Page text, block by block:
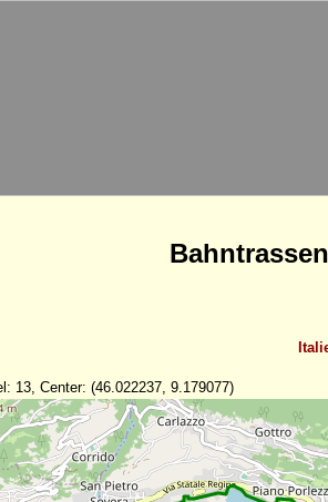
13, Center: (46.022237, 9.179077)